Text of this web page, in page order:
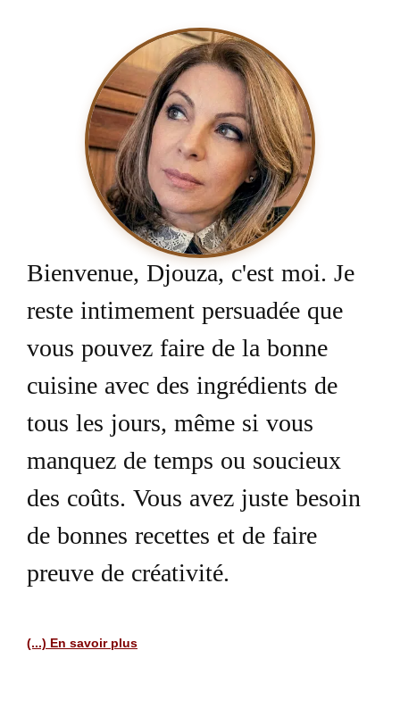
Bienvenue, Djouza, c'est moi. Je
reste intimement persuadée que
vous pouvez faire de la bonne
cuisine avec des ingrédients de
tous les jours, même si vous
manquez de temps ou soucieux
des coûts. Vous avez juste besoin
de bonnes recettes et de faire
preuve de créativité.
(...) En savoir plus